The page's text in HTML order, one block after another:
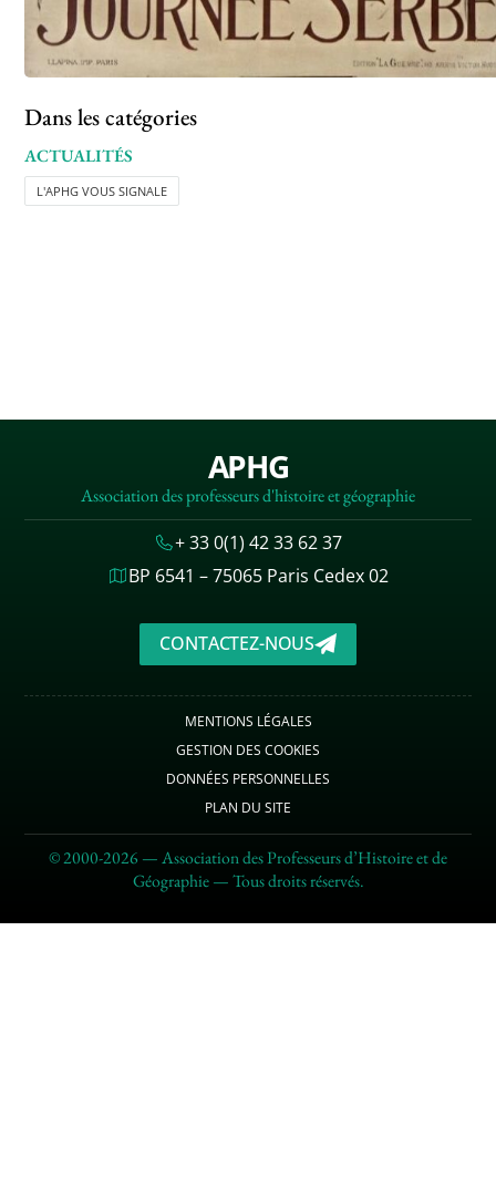
Dans les catégories
ACTUALITÉS
L'APHG VOUS SIGNALE
APHG
Association des professeurs d'histoire et géographie
+ 33 0(1) 42 33 62 37
BP 6541 – 75065 Paris Cedex 02
CONTACTEZ-NOUS
MENTIONS LÉGALES
GESTION DES COOKIES
DONNÉES PERSONNELLES
PLAN DU SITE
© 2000-2026 — Association des Professeurs d’Histoire et de
Géographie — Tous droits réservés.